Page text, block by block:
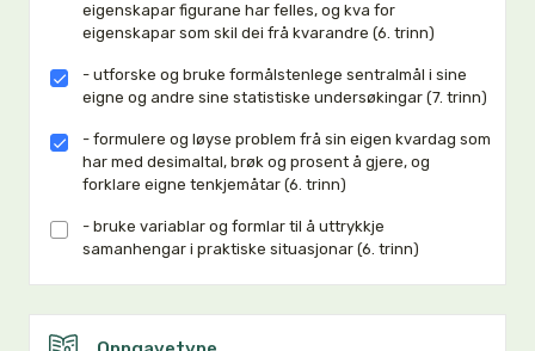
eigenskapar figurane har felles, og kva for
eigenskapar som skil dei frå kvarandre (6. trinn)
- utforske og bruke formålstenlege sentralmål i sine
eigne og andre sine statistiske undersøkingar (7. trinn)
- formulere og løyse problem frå sin eigen kvardag som
har med desimaltal, brøk og prosent å gjere, og
forklare eigne tenkjemåtar (6. trinn)
- bruke variablar og formlar til å uttrykkje
samanhengar i praktiske situasjonar (6. trinn)